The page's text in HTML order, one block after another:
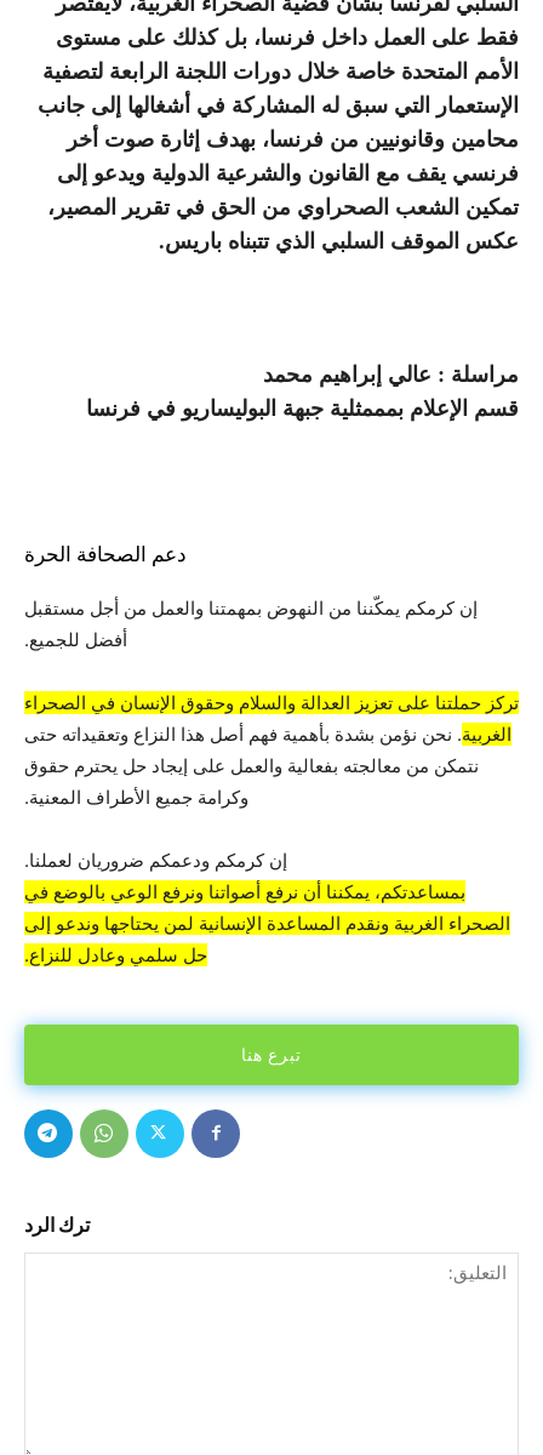
فقط على العمل داخل فرنسا، بل كذلك على مستوى
الأمم المتحدة خاصة خلال دورات اللجنة الرابعة لتصفية
الإستعمار التي سبق له المشاركة في أشغالها إلى جانب
محامين وقانونيين من فرنسا، بهدف إثارة صوت أخر
فرنسي يقف مع القانون والشرعية الدولية ويدعو إلى
تمكين الشعب الصحراوي من الحق في تقرير المصير،
عكس الموقف السلبي الذي تتبناه باريس.
مراسلة : عالي إبراهيم محمد
قسم الإعلام بمممثلية جبهة البوليساريو في فرنسا
دعم الصحافة الحرة
إن كرمكم يمكّننا من النهوض بمهمتنا والعمل من أجل مستقبل
أفضل للجميع.
تركز حملتنا على تعزيز العدالة والسلام وحقوق الإنسان في الصحراء
الغربية. نحن نؤمن بشدة بأهمية فهم أصل هذا النزاع وتعقيداته حتى
نتمكن من معالجته بفعالية والعمل على إيجاد حل يحترم حقوق
وكرامة جميع الأطراف المعنية.
إن كرمكم ودعمكم ضروريان لعملنا.
بمساعدتكم، يمكننا أن نرفع أصواتنا ونرفع الوعي بالوضع في
الصحراء الغربية ونقدم المساعدة الإنسانية لمن يحتاجها وندعو إلى
حل سلمي وعادل للنزاع.
تبرع هنا
ترك الرد